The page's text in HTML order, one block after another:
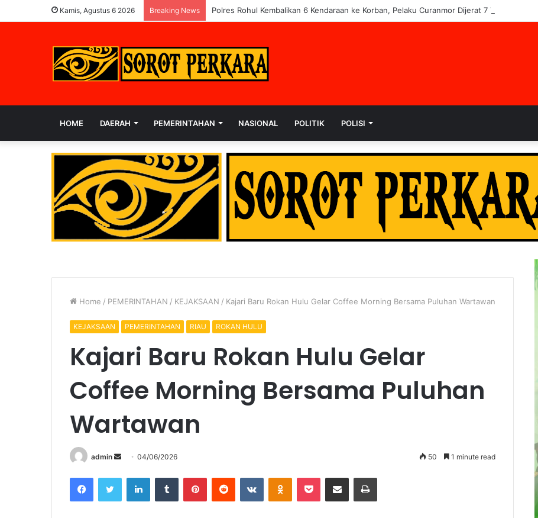
Kamis, Agustus 6 2026 Breaking News Polres Rohul Kembalikan 6 Kendaraan ke Korban, Pelaku Curanmor Dijerat 7 Tahun Penjara
HOME DAERAH PEMERINTAHAN NASIONAL POLITIK POLISI
Home / PEMERINTAHAN / KEJAKSAAN / Kajari Baru Rokan Hulu Gelar Coffee Morning Bersama Puluhan Wartawan
KEJAKSAAN PEMERINTAHAN RIAU ROKAN HULU
Kajari Baru Rokan Hulu Gelar
Coffee Morning Bersama Puluhan
Wartawan
admin
Send
email
04/06/2026 50 1 minute read
FacebookTwitter LinkedInTumblr PinterestReddit VKontakteOdnoklassniki
Pocket Share via Email Print